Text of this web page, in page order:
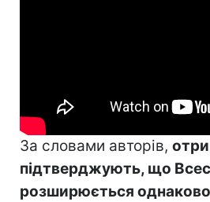
За словами авторів,
підтверджують, що
розширюється